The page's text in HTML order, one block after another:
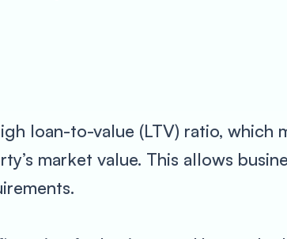
loan-to-value (LTV) ratio, which
market value. This allows